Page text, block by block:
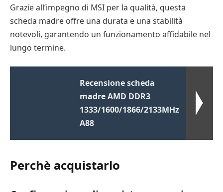
Grazie all’impegno di MSI per la qualità, questa
scheda madre offre una durata e una stabilità
notevoli, garantendo un funzionamento affidabile nel
lungo termine.
Recensione scheda
madre AMD DDR3
1333/1600/1866/2133MHz
A88
Perchè acquistarlo